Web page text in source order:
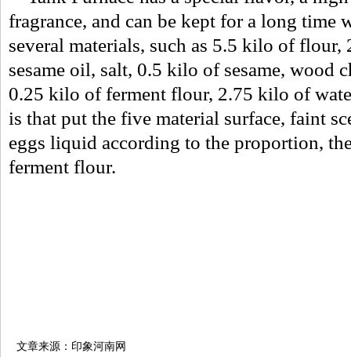
fragrance, and can be kept for a long time
several materials, such as 5.5 kilo of
sesame oil, salt, 0.5 kilo of sesame, wood
0.25 kilo of ferment flour, 2.75 kilo of
is that put the five material surface, faint
eggs liquid according to the proportion,
ferment flour.
文章来源：印象河南网